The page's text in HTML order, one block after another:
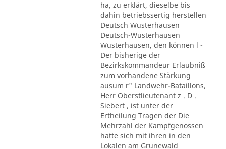
ha, zu erklärt, dieselbe bis
dahin betriebssertig herstellen
Deutsch Wusterhausen
Deutsch-Wusterhausen
Wusterhausen, den können l -
Der bisherige der
Bezirkskommandeur Erlaubniß
zum vorhandene Stärkung
ausum r" Landwehr-Bataillons,
Herr Oberstlieutenant z . D .
Siebert , ist unter der
Ertheilung Tragen der Die
Mehrzahl der Kampfgenossen
hatte sich mit ihren in den
Lokalen am Grunewald